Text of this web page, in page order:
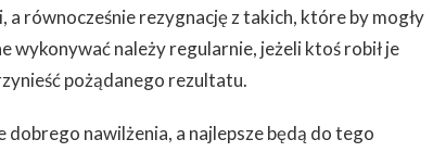
równocześnie rezygnację z takich, które by mogły
wykonywać należy regularnie, jeżeli ktoś robił je
pożądanego rezultatu.
nawilżenia, a najlepsze będą do tego